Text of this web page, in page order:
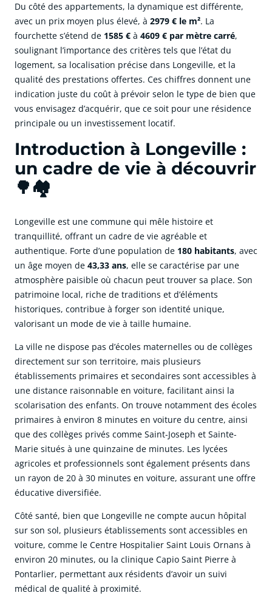
Du côté des appartements, la dynamique est différente,
avec un prix moyen plus élevé, à 2979 € le m². La
fourchette s’étend de 1585 € à 4609 € par mètre carré,
soulignant l’importance des critères tels que l’état du
logement, sa localisation précise dans Longeville, et la
qualité des prestations offertes. Ces chiffres donnent une
indication juste du coût à prévoir selon le type de bien que
vous envisagez d’acquérir, que ce soit pour une résidence
principale ou un investissement locatif.
Introduction à Longeville :
un cadre de vie à découvrir
🌳🏘️
Longeville est une commune qui mêle histoire et
tranquillité, offrant un cadre de vie agréable et
authentique. Forte d’une population de 180 habitants, avec
un âge moyen de 43,33 ans, elle se caractérise par une
atmosphère paisible où chacun peut trouver sa place. Son
patrimoine local, riche de traditions et d’éléments
historiques, contribue à forger son identité unique,
valorisant un mode de vie à taille humaine.
La ville ne dispose pas d’écoles maternelles ou de collèges
directement sur son territoire, mais plusieurs
établissements primaires et secondaires sont accessibles à
une distance raisonnable en voiture, facilitant ainsi la
scolarisation des enfants. On trouve notamment des écoles
primaires à environ 8 minutes en voiture du centre, ainsi
que des collèges privés comme Saint-Joseph et Sainte-
Marie situés à une quinzaine de minutes. Les lycées
agricoles et professionnels sont également présents dans
un rayon de 20 à 30 minutes en voiture, assurant une offre
éducative diversifiée.
Côté santé, bien que Longeville ne compte aucun hôpital
sur son sol, plusieurs établissements sont accessibles en
voiture, comme le Centre Hospitalier Saint Louis Ornans à
environ 20 minutes, ou la clinique Capio Saint Pierre à
Pontarlier, permettant aux résidents d’avoir un suivi
médical de qualité à proximité.